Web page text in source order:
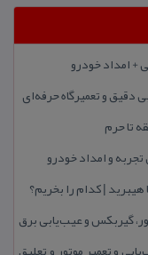
+ امداد خودرو
دقیق و تعمیرگاه حرفه‌ای
| كدام را بخریم؟